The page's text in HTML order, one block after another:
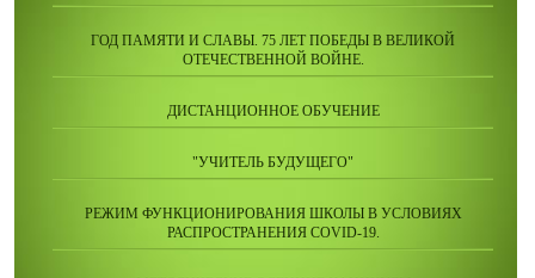
ГОД ПАМЯТИ И СЛАВЫ. 75 ЛЕТ ПОБЕДЫ В ВЕЛИКОЙ
ОТЕЧЕСТВЕННОЙ ВОЙНЕ.
ДИСТАНЦИОННОЕ ОБУЧЕНИЕ
"УЧИТЕЛЬ БУДУЩЕГО"
РЕЖИМ ФУНКЦИОНИРОВАНИЯ ШКОЛЫ В УСЛОВИЯХ
РАСПРОСТРАНЕНИЯ COVID-19.